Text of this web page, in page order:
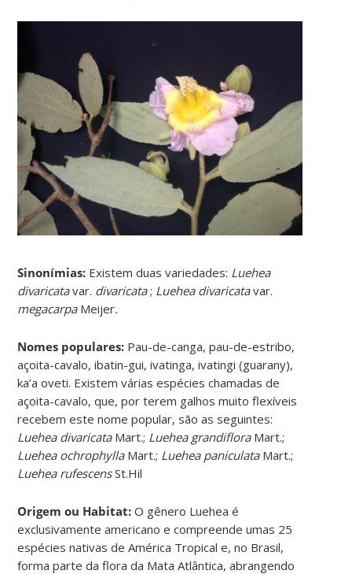
Sinonímias: Existem duas variedades: Luehea
divaricatavar. divaricata; Luehea divaricatavar.
megacarpaMeijer.
Nomes populares: Pau-de-canga, pau-de-estribo,
açoita-cavalo, ibatin-gui, ivatinga, ivatingi (guarany),
ka’a oveti. Existem várias espécies chamadas de
açoita-cavalo, que, por terem galhos muito flexíveis
recebem este nome popular, são as seguintes:
Luehea divaricataMart.; Luehea grandifloraMart.;
Luehea ochrophyllaMart.; Luehea paniculataMart.;
Luehea rufescensSt.Hil
Origem ou Habitat:O gênero Luehea é
exclusivamente americano e compreende umas 25
espécies nativas de América Tropical e, no Brasil,
forma parte da flora da Mata Atlântica, abrangendo